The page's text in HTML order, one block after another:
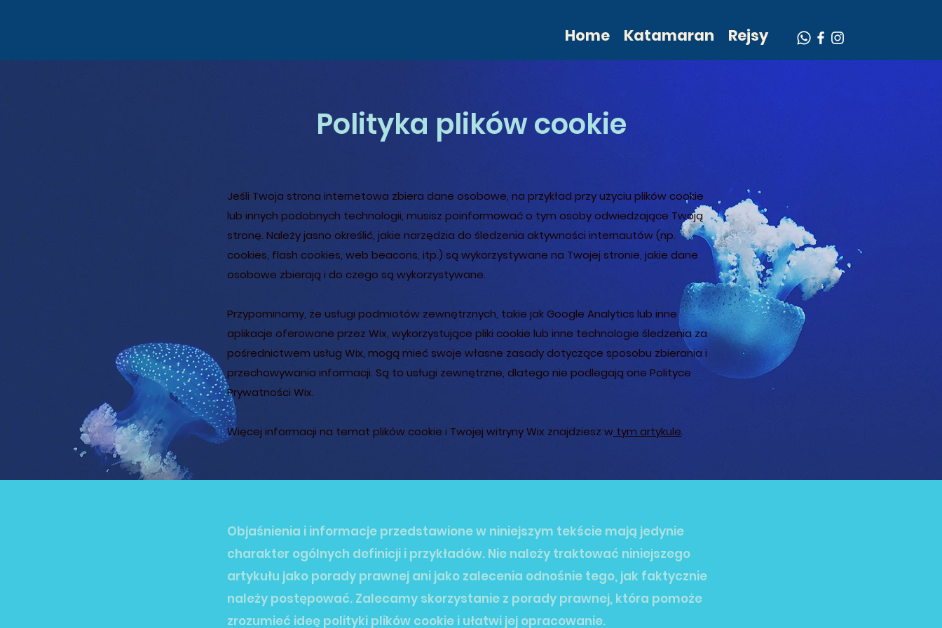
Home Katamaran Rejsy
Polityka plików cookie
Jeśli Twoja strona internetowa zbiera dane osobowe, na przykład przy użyciu plików cookie
lub innych podobnych technologii, musisz poinformować o tym osoby odwiedzające Twoją
stronę. Należy jasno określić, jakie narzędzia do śledzenia aktywności internautów (np.
cookies, flash cookies, web beacons, itp.) są wykorzystywane na Twojej stronie, jakie dane
osobowe zbierają i do czego są wykorzystywane.
Przypominamy, że usługi podmiotów zewnętrznych, takie jak Google Analytics lub inne
aplikacje oferowane przez Wix, wykorzystujące pliki cookie lub inne technologie śledzenia za
pośrednictwem usług Wix, mogą mieć swoje własne zasady dotyczące sposobu zbierania i
przechowywania informacji. Są to usługi zewnętrzne, dlatego nie podlegają one Polityce
Prywatności Wix.
Więcej informacji na temat plików cookie i Twojej witryny Wix znajdziesz w tym artykule.
Objaśnienia i informacje przedstawione w niniejszym tekście mają jedynie
charakter ogólnych definicji i przykładów. Nie należy traktować niniejszego
artykułu jako porady prawnej ani jako zalecenia odnośnie tego, jak faktycznie
należy postępować. Zalecamy skorzystanie z porady prawnej, która pomoże
zrozumieć ideę polityki plików cookie i ułatwi jej opracowanie.